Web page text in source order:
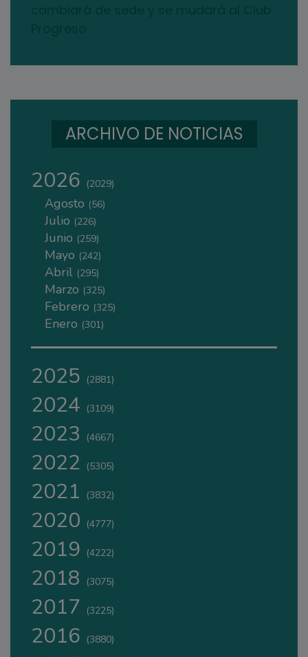
ARCHIVO DE NOTICIAS
2026 (2029)
Agosto (56)
Julio (226)
Junio (259)
Mayo (242)
Abril (295)
Marzo (325)
Febrero (325)
Enero (301)
2025 (2881)
2024 (3109)
2023 (4667)
2022 (5305)
2021 (3832)
2020 (4777)
2019 (4222)
2018 (3075)
2017 (3225)
2016 (3880)